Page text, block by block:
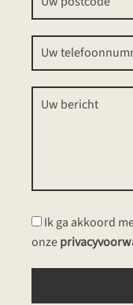
Ik ga akkoord
onze